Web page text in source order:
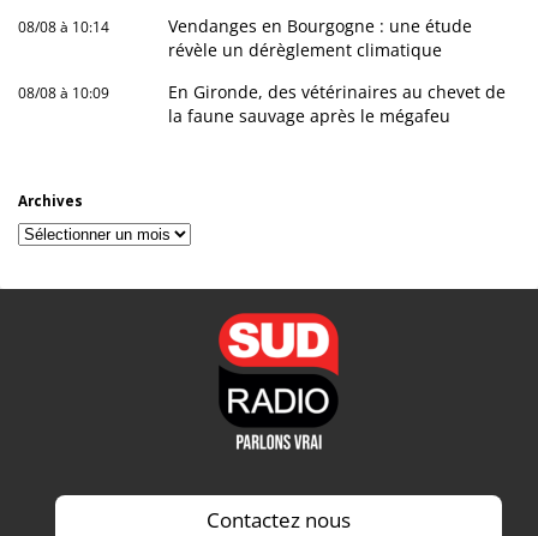
08/08 à 10:14
Vendanges en Bourgogne : une étude
révèle un dérèglement climatique
08/08 à 10:09
En Gironde, des vétérinaires au chevet de
la faune sauvage après le mégafeu
Archives
Archives
Contactez nous